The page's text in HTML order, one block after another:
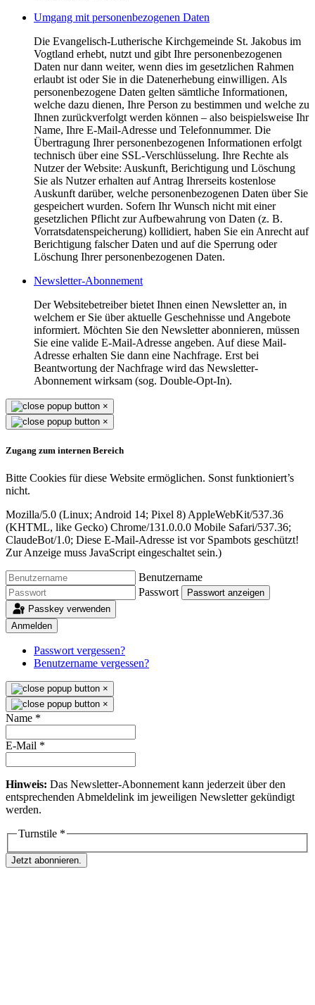
Umgang mit personenbezogenen Daten
Die Evangelisch-Lutherische Kirchgemeinde St. Jakobus im
Vogtland erhebt, nutzt und gibt Ihre personenbezogenen
Daten nur dann weiter, wenn dies im gesetzlichen Rahmen
erlaubt ist oder Sie in die Datenerhebung einwilligen. Als
personenbezogene Daten gelten sämtliche Informationen,
welche dazu dienen, Ihre Person zu bestimmen und welche zu
Ihnen zurückverfolgt werden können – also beispielsweise Ihr
Name, Ihre E-Mail-Adresse und Telefonnummer. Die
Übertragung Ihrer personenbezogenen Informationen erfolgt
technisch über eine SSL-Verschlüsselung. Ihre Rechte als
Nutzer der Website: Auskunft, Berichtigung und Löschung
Sie als Nutzer erhalten auf Antrag Ihrerseits kostenlose
Auskunft darüber, welche personenbezogenen Daten über Sie
gespeichert wurden. Sofern Ihr Wunsch nicht mit einer
gesetzlichen Pflicht zur Aufbewahrung von Daten (z. B.
Vorratsdatenspeicherung) kollidiert, haben Sie ein Anrecht auf
Berichtigung falscher Daten und auf die Sperrung oder
Löschung Ihrer personenbezogenen Daten.
Newsletter-Abonnement
Der Websitebetreiber bietet Ihnen einen Newsletter an, in
welchem er Sie über aktuelle Geschehnisse und Angebote
informiert. Möchten Sie den Newsletter abonnieren, müssen
Sie eine valide E-Mail-Adresse angeben. Auf diese Mail-
Adresse erhalten Sie dann eine Nachfrage. Erst bei
Beantwortung der Nachfrage wird das Newsletter-
Abonnement wirksam (sog. Double-Opt-In).
×
×
Zugang zum internen Bereich
Bitte Cookies für diese Website ermöglichen. Sonst funktioniert’s
nicht.
Mozilla/5.0 (Linux; Android 14; Pixel 8) AppleWebKit/537.36
(KHTML, like Gecko) Chrome/131.0.0.0 Mobile Safari/537.36;
ClaudeBot/1.0; Diese E-Mail-Adresse ist vor Spambots geschützt!
Zur Anzeige muss JavaScript eingeschaltet sein.)
Benutzername
Passwort
Passwort anzeigen
Passkey verwenden
Anmelden
Passwort vergessen?
Benutzername vergessen?
×
×
Name *
E-Mail *
Hinweis: Das Newsletter-Abonnement kann jederzeit über den
entsprechenden Abmeldelink im jeweiligen Newsletter gekündigt
werden.
Turnstile *
Jetzt abonnieren.